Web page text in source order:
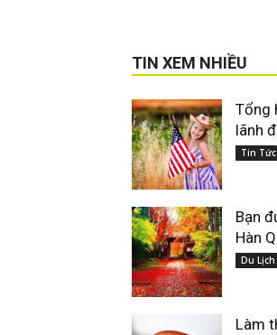
TIN XEM NHIỀU
Tổng
lãnh
Tin
Bạn
Hàn
Du Lịch
Làm